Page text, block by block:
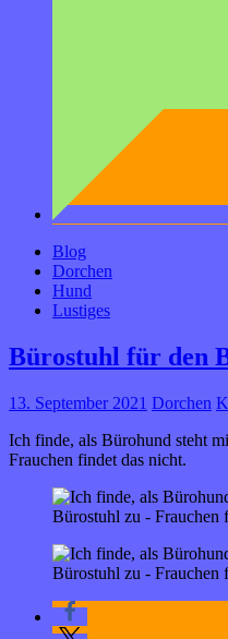
Blog
Dorchen
Hund
Lustiges
Bürostuhl für den
13. September 2021 Dorchen
Ich finde, als Bürohund steht
Frauchen findet das nicht.